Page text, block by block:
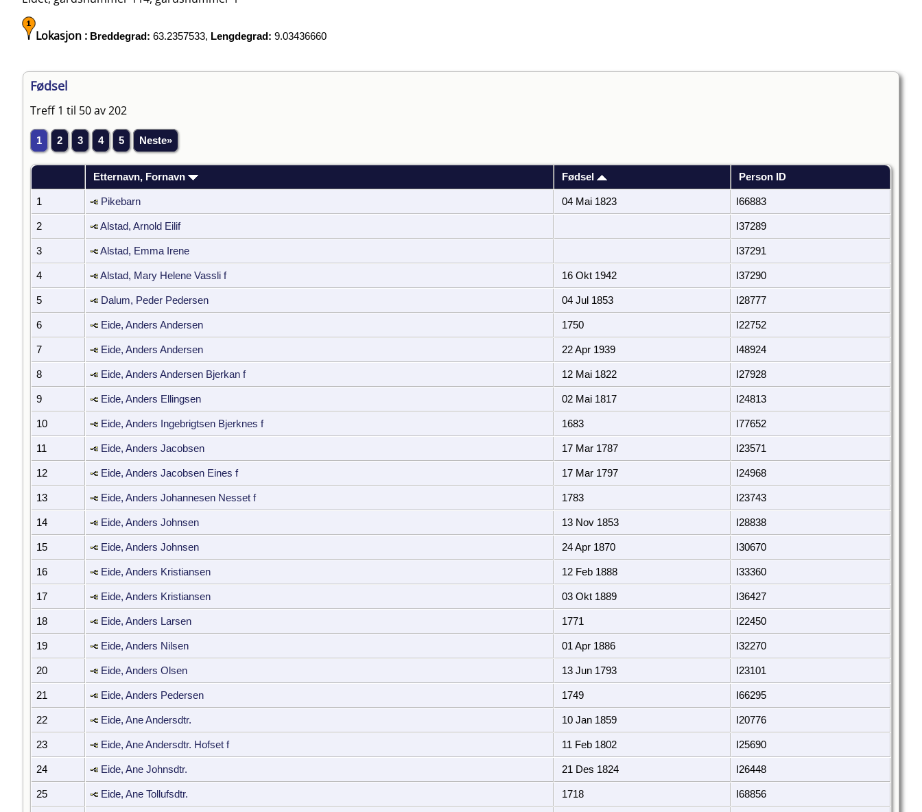
Lokasjon : Breddegrad: 63.2357533, Lengdegrad: 9.03436660
Fødsel
Treff 1 til 50 av 202
1 2 3 4 5 Neste»
Etternavn, Fornavn Fødsel Person ID
1 Pikebarn 04 Mai 1823 I66883
2 Alstad, Arnold Eilif I37289
3 Alstad, Emma Irene I37291
4 Alstad, Mary Helene Vassli f 16 Okt 1942 I37290
5 Dalum, Peder Pedersen 04 Jul 1853 I28777
6 Eide, Anders Andersen 1750 I22752
7 Eide, Anders Andersen 22 Apr 1939 I48924
8 Eide, Anders Andersen Bjerkan f 12 Mai 1822 I27928
9 Eide, Anders Ellingsen 02 Mai 1817 I24813
10 Eide, Anders Ingebrigtsen Bjerknes f 1683 I77652
11 Eide, Anders Jacobsen 17 Mar 1787 I23571
12 Eide, Anders Jacobsen Eines f 17 Mar 1797 I24968
13 Eide, Anders Johannesen Nesset f 1783 I23743
14 Eide, Anders Johnsen 13 Nov 1853 I28838
15 Eide, Anders Johnsen 24 Apr 1870 I30670
16 Eide, Anders Kristiansen 12 Feb 1888 I33360
17 Eide, Anders Kristiansen 03 Okt 1889 I36427
18 Eide, Anders Larsen 1771 I22450
19 Eide, Anders Nilsen 01 Apr 1886 I32270
20 Eide, Anders Olsen 13 Jun 1793 I23101
21 Eide, Anders Pedersen 1749 I66295
22 Eide, Ane Andersdtr. 10 Jan 1859 I20776
23 Eide, Ane Andersdtr. Hofset f 11 Feb 1802 I25690
24 Eide, Ane Johnsdtr. 21 Des 1824 I26448
25 Eide, Ane Tollufsdtr. 1718 I68856